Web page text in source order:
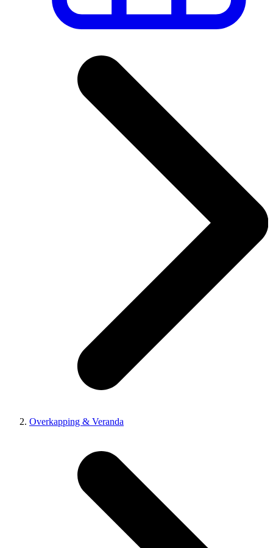
Overkapping & Veranda